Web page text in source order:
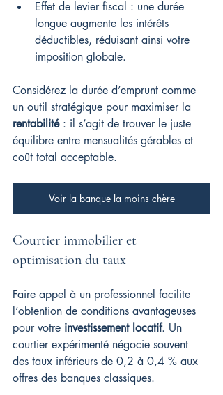
Effet de levier fiscal : une durée
longue augmente les intérêts
déductibles, réduisant ainsi votre
imposition globale.
Considérez la durée d’emprunt comme
un outil stratégique pour maximiser la
rentabilité : il s’agit de trouver le juste
équilibre entre mensualités gérables et
coût total acceptable.
Voir la banque la moins chère
Courtier immobilier et
optimisation du taux
Faire appel à un professionnel facilite
l’obtention de conditions avantageuses
pour votre investissement locatif. Un
courtier expérimenté négocie souvent
des taux inférieurs de 0,2 à 0,4 % aux
offres des banques classiques.